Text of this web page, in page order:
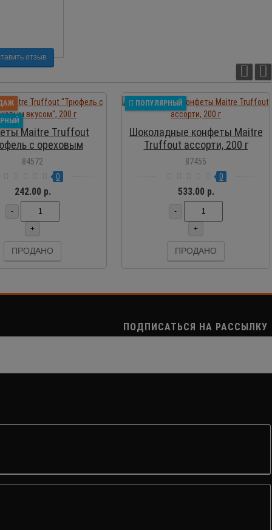
отзыв
ПРОСМОТР ПРОСМОТР
Maitre Truffout
с ореховым
вкусом", 200 г
84572
0
242.00 р.
-
+
ПРОДАНО
ПОПУЛЯРНЫЙ
Шоколадные конфеты Maitre
Truffout ассорти, 200 г
87455
0
533.00 р.
-
+
ПРОДАНО
ПОДПИСАТЬСЯ НА РАССЫЛКУ